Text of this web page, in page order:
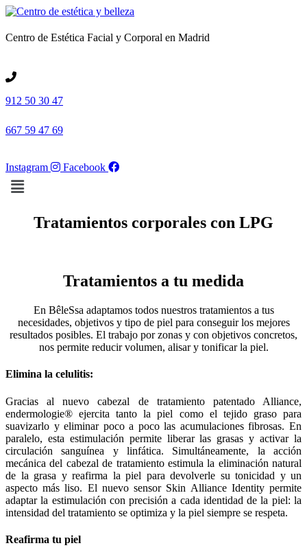
Centro de Estética Facial y Corporal en Madrid
912 50 30 47
667 59 47 69
Instagram Facebook
Menú
Tratamientos corporales con LPG
Tratamientos a tu medida
En BêleSsa adaptamos todos nuestros tratamientos a tus
necesidades, objetivos y tipo de piel para conseguir los mejores
resultados posibles. El trabajo por zonas y con objetivos concretos,
nos permite reducir volumen, alisar y tonificar la piel.
Elimina la celulitis:
Gracias al nuevo cabezal de tratamiento patentado Alliance,
endermologie® ejercita tanto la piel como el tejido graso para
suavizarlo y eliminar poco a poco las acumulaciones fibrosas. En
paralelo, esta estimulación permite liberar las grasas y activar la
circulación sanguínea y linfática. Simultáneamente, la acción
mecánica del cabezal de tratamiento estimula la eliminación natural
de la grasa y reafirma la piel para devolverle su tonicidad y un
aspecto más liso. El nuevo sensor Skin Alliance Identity permite
adaptar la estimulación con precisión a cada identidad de la piel: la
intensidad del tratamiento se optimiza y la piel siempre se respeta.
Reafirma tu piel